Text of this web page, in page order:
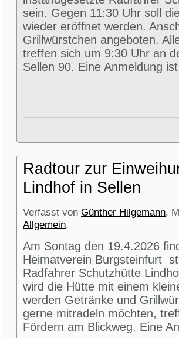
sein. Gegen 11:30 Uhr soll
wieder eröffnet werden.
Grillwürstchen angeboten.
treffen sich um 9:30 Uhr an
Sellen 90. Eine Anmeldung
Radtour zur
Lindhof in Sellen
Verfasst von Günther Hilgemann,
Allgemein.
Am Sontag den 19.4.2026
Heimatverein Burgsteinfurt
Radfahrer Schutzhütte
wird die Hütte mit einem
werden Getränke und
gerne mitradeln möchten,
Fördern am Blickweg. Eine